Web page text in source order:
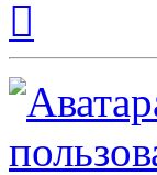
началу